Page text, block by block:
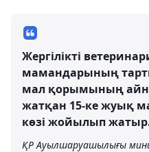
Жергілікті
мамандарының
мал қорымының
жатқан 15-ке жуық
көзі жойылып
ҚР Ауылшаруашылығы